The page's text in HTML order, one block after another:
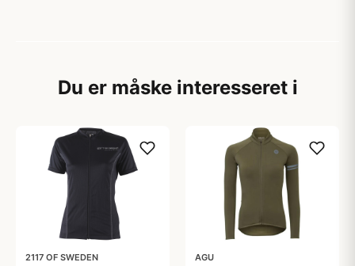
Du er måske interesseret i
2117 OF SWEDEN AGU